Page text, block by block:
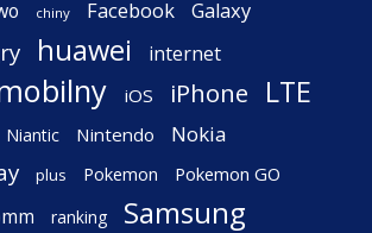
chiny Facebook Galaxy
huawei internet
iOS iPhone LTE
Niantic Nintendo Nokia
plus Pokemon Pokemon GO
ranking Samsung